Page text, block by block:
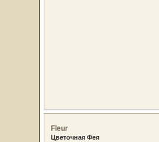
Fleur
Цветочная Фея